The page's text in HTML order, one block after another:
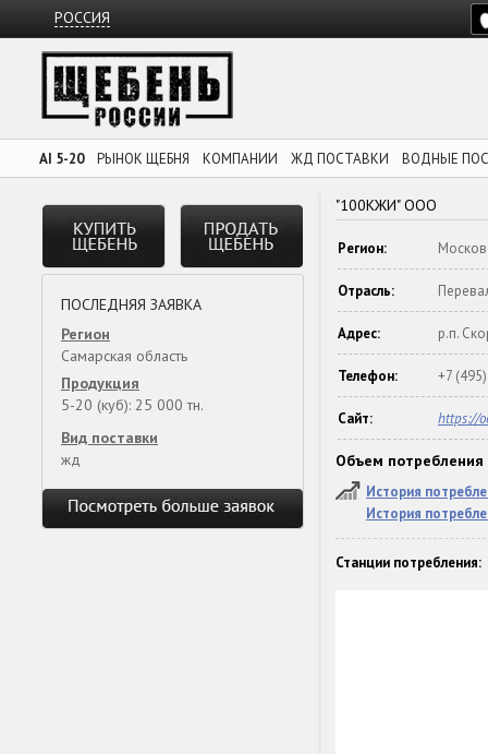
РОССИЯ
AI 5-20 РЫНОК ЩЕБНЯ КОМПАНИИ ЖД ПОСТАВКИ ВОДНЫЕ
ПОСЛЕДНЯЯ ЗАЯВКА
Регион
Самарская область
Продукция
5-20 (куб): 25 000 тн.
Вид поставки
жд
"100КЖИ" ООО
Регион:
Отрасль:
Адрес: р.п.
Телефон: +7
Сайт: https://
Объем
История
История
Станции потребления: